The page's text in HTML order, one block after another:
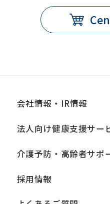
会社情報・IR情報
法人向け健康支援サー
介護予防・高齢者サポ
採用情報